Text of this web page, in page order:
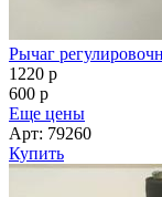
Рычаг
1220 p
600 p
Еще цены
Арт: 79260
Купить